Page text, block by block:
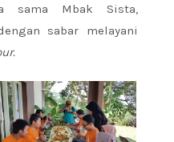
sama Mbak Sista,
sabar melayani